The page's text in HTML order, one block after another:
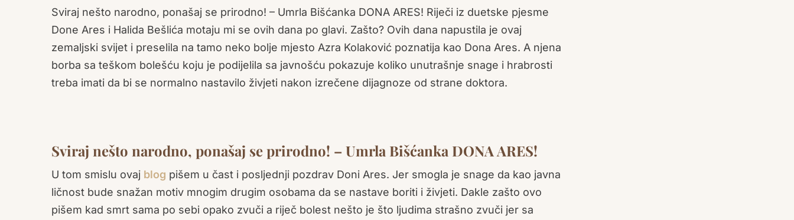
Sviraj nešto narodno, ponašaj se prirodno! – Umrla Bišćanka DONA ARES! Riječi iz duetske pjesme
Done Ares i Halida Bešlića motaju mi se ovih dana po glavi. Zašto? Ovih dana napustila je ovaj
zemaljski svijet i preselila na tamo neko bolje mjesto Azra Kolaković poznatija kao Dona Ares. A njena
borba sa teškom bolešću koju je podijelila sa javnošću pokazuje koliko unutrašnje snage i hrabrosti
treba imati da bi se normalno nastavilo živjeti nakon izrečene dijagnoze od strane doktora.
Sviraj nešto narodno, ponašaj se prirodno! – Umrla Bišćanka DONA ARES!
U tom smislu ovaj blog pišem u čast i posljednji pozdrav Doni Ares. Jer smogla je snage da kao javna
ličnost bude snažan motiv mnogim drugim osobama da se nastave boriti i živjeti. Dakle zašto ovo
pišem kad smrt sama po sebi opako zvuči a riječ bolest nešto je što ljudima strašno zvuči jer sa